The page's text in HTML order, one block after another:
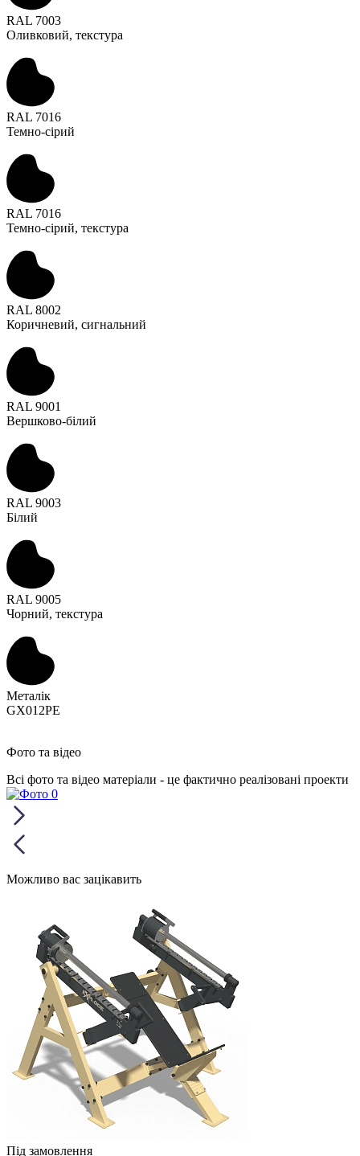
RAL 7003
Оливковий, текстура
RAL 7016
Темно-сірий
RAL 7016
Темно-сірий, текстура
RAL 8002
Коричневий, сигнальний
RAL 9001
Вершково-білий
RAL 9003
Білий
RAL 9005
Чорний, текстура
Металік
GX012PE
Фото та відео
Всі фото та відео матеріали - це фактично реалізовані проекти
Можливо вас зацікавить
Під замовлення